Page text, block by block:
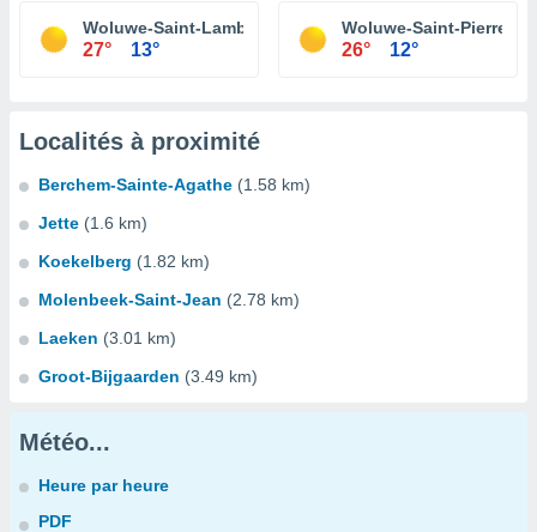
Woluwe-Saint-Lambert
27° 13°
Woluwe-Saint-Pierre
26° 12°
Localités à proximité
Berchem-Sainte-Agathe (1.58 km)
Jette (1.6 km)
Koekelberg (1.82 km)
Molenbeek-Saint-Jean (2.78 km)
Laeken (3.01 km)
Groot-Bijgaarden (3.49 km)
Météo...
Heure par heure
PDF